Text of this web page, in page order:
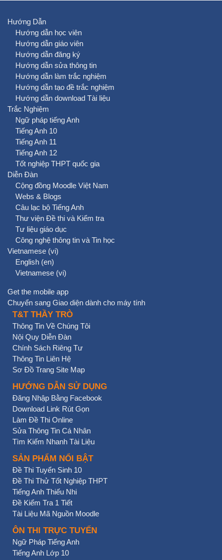
Hướng Dẫn
Hướng dẫn học viên
Hướng dẫn giáo viên
Hướng dẫn đăng ký
Hướng dẫn sửa thông tin
Hướng dẫn làm trắc nghiệm
Hướng dẫn tạo đề trắc nghiệm
Hướng dẫn download Tài liệu
Trắc Nghiệm
Ngữ pháp tiếng Anh
Tiếng Anh 10
Tiếng Anh 11
Tiếng Anh 12
Tốt nghiệp THPT quốc gia
Diễn Đàn
Cộng đồng Moodle Việt Nam
Webs & Blogs
Câu lạc bộ Tiếng Anh
Thư viện Đề thi và Kiểm tra
Tư liệu giáo dục
Công nghệ thông tin và Tin học
Vietnamese ‎(vi)‎
English ‎(en)‎
Vietnamese ‎(vi)‎
Get the mobile app
Chuyển sang Giao diện dành cho máy tính
T&T THẦY TRÒ
Thông Tin Về Chúng Tôi
Nội Quy Diễn Đàn
Chính Sách Riêng Tư
Thông Tin Liên Hệ
Sơ Đồ Trang Site Map
HƯỚNG DẪN SỬ DỤNG
Đăng Nhập Bằng Facebook
Download Link Rút Gọn
Làm Đề Thi Online
Sửa Thông Tin Cá Nhân
Tìm Kiếm Nhanh Tài Liệu
SẢN PHẨM NỔI BẬT
Đề Thi Tuyển Sinh 10
Đề Thi Thử Tốt Nghiệp THPT
Tiếng Anh Thiếu Nhi
Đề Kiểm Tra 1 Tiết
Tài Liệu Mã Nguồn Moodle
ÔN THI TRỰC TUYẾN
Ngữ Pháp Tiếng Anh
Tiếng Anh Lớp 10